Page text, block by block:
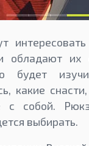
и обладают
будет
какие
с собой.
выбирать.